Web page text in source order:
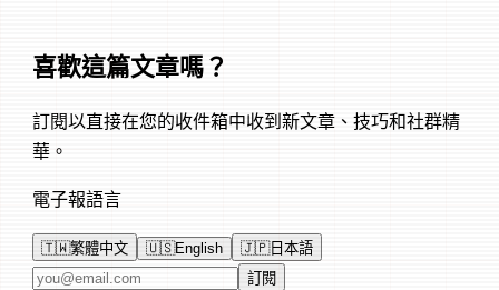
喜歡這篇文章嗎？
訂閱以直接在您的收件箱中收到新文章、技巧和社群精
華。
電子報語言
🇹🇼繁體中文 🇺🇸English 🇯🇵日本語
電子郵件地址 訂閱